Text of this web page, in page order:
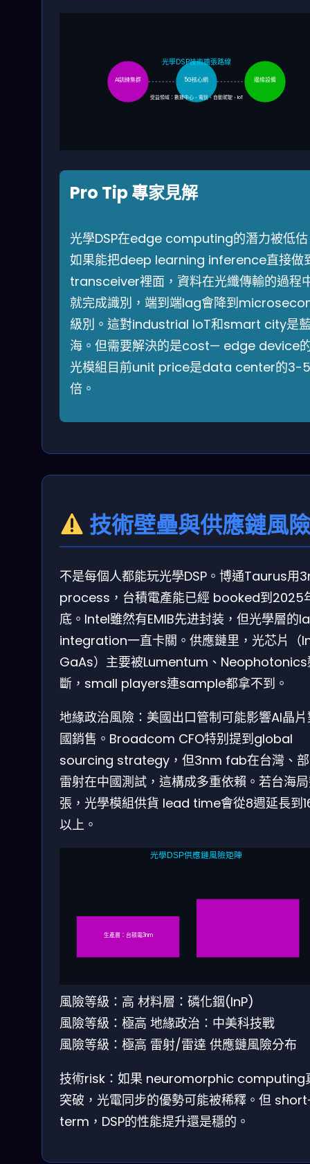
AI訓練集群 5G核心網 邊緣設備
光學DSP技術擴張路線
受益領域：數據中心、電信、自動駕駛、IoT
Pro Tip 專家見解
光學DSP在edge computing的潛力被低
如果能把deep learning inference直接做
transceiver裡面，資料在光纖傳輸的過程
就完成識別，端到端lag會降到
級別。這對industrial IoT和smart city是
海。但需要解決的是cost— edge device
光模組目前unit price是data center的3-5
倍。
技術壁壘與供應鏈風
不是每個人都能玩光學DSP。博通Taurus用
process，台積電產能已經 booked到2025
底。Intel雖然有EMIB先进封装，但光學層的
integration一直卡關。供應鏈里，光芯片（
GaAs）主要被Lumentum、Neophotonics
斷，small players連sample都拿不到。
地緣政治風險：美國出口管制可能影響AI晶
國銷售。Broadcom CFO特别提到global
sourcing strategy，但3nm fab在台灣、
雷射在中國測試，這構成多重依賴。若台海
張，光學模組供貨 lead time會從8週延長到
以上。
光學DSP供應鏈風險矩陣
生產層：台積電3nm
風險等級：高 材料層：磷化銦(InP)
風險等級：極高 地緣政治：中美科技戰
風險等級：極高 雷射/雷達 供應鏈風險分布
技術risk：如果 neuromorphic computing
突破，光電同步的優勢可能被稀釋。但
term，DSP的性能提升還是穩的。